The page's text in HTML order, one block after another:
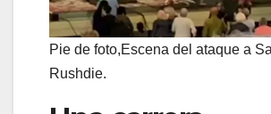
Pie de foto,Escena del ataque a
Rushdie.